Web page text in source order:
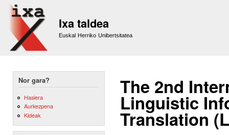
Ixa taldea
Euskal Herriko Unibertsitatea
Nor gara?
Hasiera
Aurkezpena
Kideak
The 2nd
Linguistic
Translation